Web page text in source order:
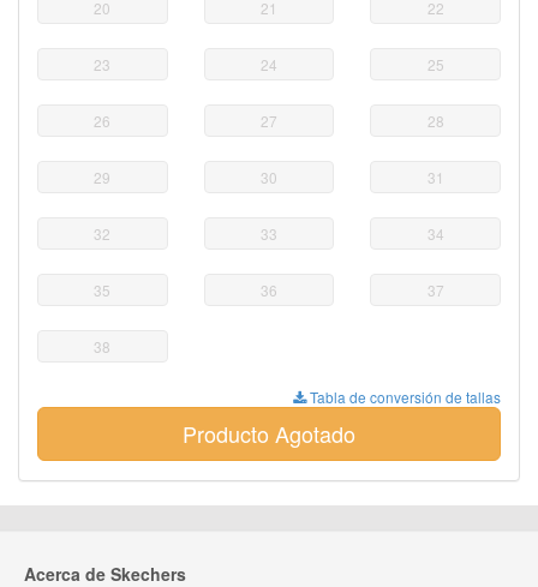
20 21 22
23 24 25
26 27 28
29 30 31
32 33 34
35 36 37
38
Tabla de conversión de tallas
Producto Agotado
Acerca de Skechers